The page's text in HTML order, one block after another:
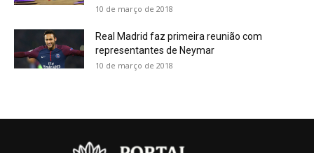
10 de março de 2018
Real Madrid faz primeira reunião com
representantes de Neymar
10 de março de 2018